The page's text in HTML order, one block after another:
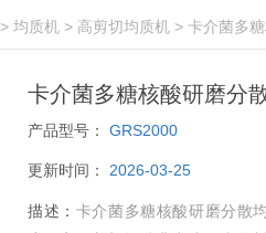
> 均质机 > 高剪切均质机 > 卡介菌多
卡介菌多糖核酸研磨分
产品型号： GRS2000
更新时间： 2026-03-25
描述： 卡介菌多糖核酸研磨分散